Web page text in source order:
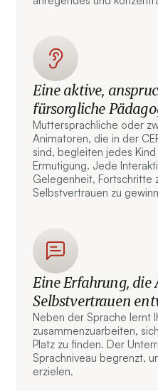
Eine aktive,
fürsorgliche
Muttersprachliche oder
Animatoren, die in der
sind, begleiten jedes
Ermutigung. Jede
Gelegenheit, Fortschritte
Selbstvertrauen zu
Eine Erfahrung,
Selbstvertrauen
Neben der Sprache lernt
zusammenzuarbeiten,
Platz zu finden. Der
Sprachniveau begrenzt,
erzielen.